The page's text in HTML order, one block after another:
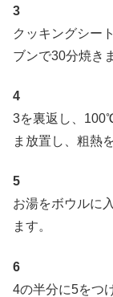
3
クッキングシー
ブンで30分焼き
4
3を裏返し、
ま放置し、粗熱
5
お湯をボウルに
ます。
6
4の半分に5をつ